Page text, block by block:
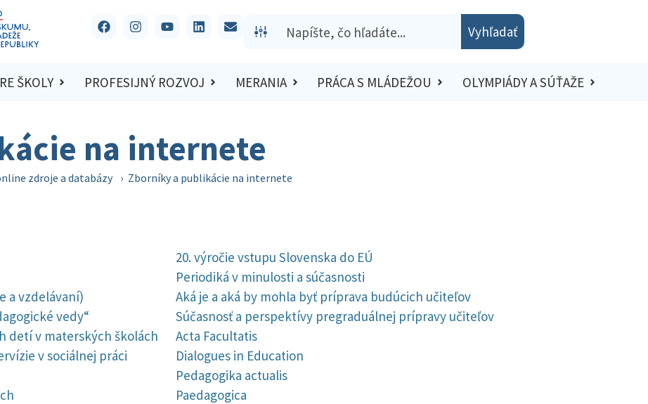
Vyhľadať
ŠKOLY PROFESIJNÝ ROZVOJ MERANIA PRÁCA S MLÁDEŽOU OLYMPIÁDY A SÚŤAŽE
na internete
zdroje a databázy › Zborníky a publikácie na internete
a vzdelávaní)
vedy“
detí v materských školách
v sociálnej práci
20. výročie vstupu Slovenska do EÚ
Periodiká v minulosti a súčasnosti
Aká je a aká by mohla byť príprava budúcich učiteľov
Súčasnosť a perspektívy pregraduálnej prípravy učiteľov
Acta Facultatis
Dialogues in Education
Pedagogika actualis
Paedagogica